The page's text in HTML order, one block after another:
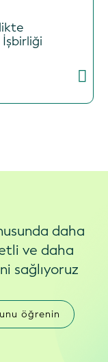
daha
ve daha
sağlıyoruz
öğrenin